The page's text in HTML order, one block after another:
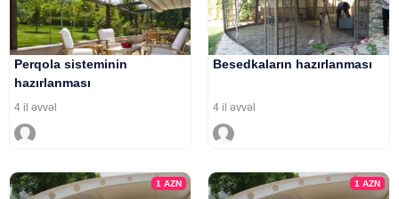
Perqola sisteminin
hazırlanması
4 il əvvəl
Besedkaların hazırlanması
4 il əvvəl
1AZN 1 AZN